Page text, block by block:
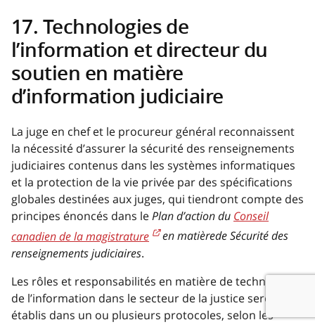
17. Technologies de
l’information et directeur du
soutien en matière
d’information judiciaire
La juge en chef et le procureur général reconnaissent
la nécessité d’assurer la sécurité des renseignements
judiciaires contenus dans les systèmes informatiques
et la protection de la vie privée par des spécifications
globales destinées aux juges, qui tiendront compte des
principes énoncés dans lePlan d’action du Conseil
canadien de la magistrature
en matièrede Sécurité des
renseignements judiciaires.
Les rôles et responsabilités en matière de technologie
de l’information dans le secteur de la justice seront
établis dans un ou plusieurs protocoles, selon les